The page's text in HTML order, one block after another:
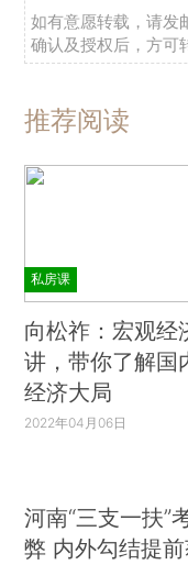
如有意愿转载，请发
确认及授权后，方可
推荐阅读
私房课
向松祚：宏观经
讲，带你了解国
经济大局
2022年04月06日
河南“三支一扶”
弊 内外勾结提